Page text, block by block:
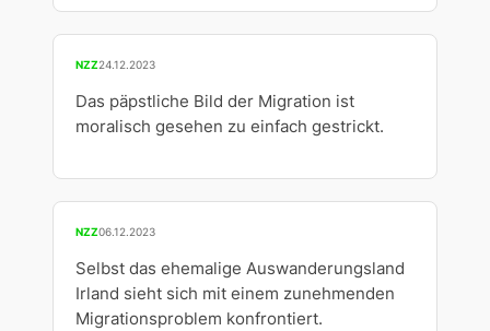
NZZ24.12.2023
Das päpstliche Bild der Migration ist
moralisch gesehen zu einfach gestrickt.
NZZ06.12.2023
Selbst das ehemalige Auswanderungsland
Irland sieht sich mit einem zunehmenden
Migrationsproblem konfrontiert.